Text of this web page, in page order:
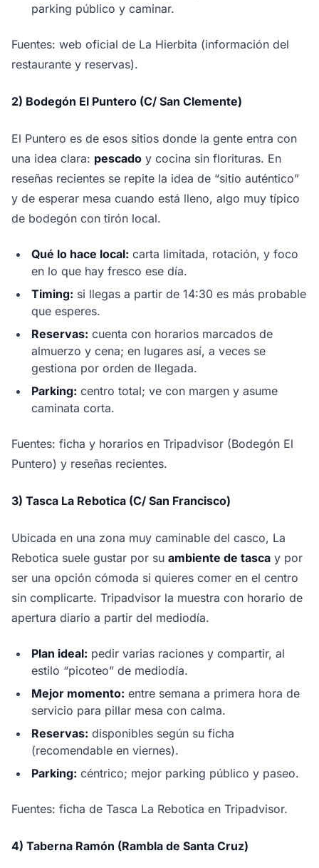
parking público y caminar.
Fuentes: web oficial de La Hierbita (información del
restaurante y reservas).
2) Bodegón El Puntero (C/ San Clemente)
El Puntero es de esos sitios donde la gente entra con
una idea clara: pescado y cocina sin florituras. En
reseñas recientes se repite la idea de “sitio auténtico”
y de esperar mesa cuando está lleno, algo muy típico
de bodegón con tirón local.
Qué lo hace local: carta limitada, rotación, y foco
en lo que hay fresco ese día.
Timing: si llegas a partir de 14:30 es más probable
que esperes.
Reservas: cuenta con horarios marcados de
almuerzo y cena; en lugares así, a veces se
gestiona por orden de llegada.
Parking: centro total; ve con margen y asume
caminata corta.
Fuentes: ficha y horarios en Tripadvisor (Bodegón El
Puntero) y reseñas recientes.
3) Tasca La Rebotica (C/ San Francisco)
Ubicada en una zona muy caminable del casco, La
Rebotica suele gustar por su ambiente de tasca y por
ser una opción cómoda si quieres comer en el centro
sin complicarte. Tripadvisor la muestra con horario de
apertura diario a partir del mediodía.
Plan ideal: pedir varias raciones y compartir, al
estilo “picoteo” de mediodía.
Mejor momento: entre semana a primera hora de
servicio para pillar mesa con calma.
Reservas: disponibles según su ficha
(recomendable en viernes).
Parking: céntrico; mejor parking público y paseo.
Fuentes: ficha de Tasca La Rebotica en Tripadvisor.
4) Taberna Ramón (Rambla de Santa Cruz)